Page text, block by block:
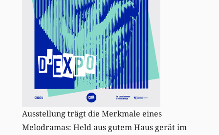
Ausstellung trägt die Merkmale eines
Melodramas: Held aus gutem Haus gerät im